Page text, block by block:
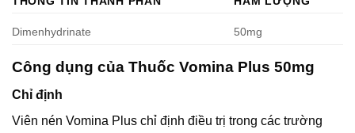
Dimenhydrinate 50mg
Công dụng của Thuốc Vomina Plus 50mg
Chỉ định
Viên nén Vomina Plus chỉ định điều trị trong các trường